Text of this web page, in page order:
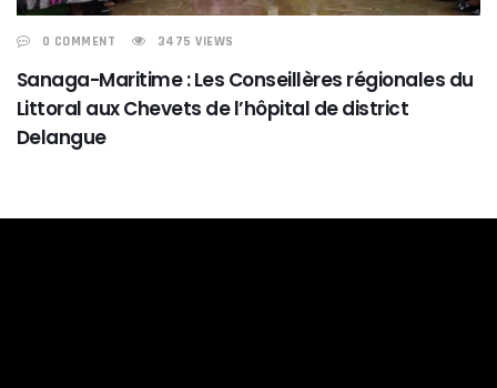
0 COMMENT 3475 VIEWS
Sanaga-Maritime : Les Conseillères régionales du
Littoral aux Chevets de l’hôpital de district
Delangue